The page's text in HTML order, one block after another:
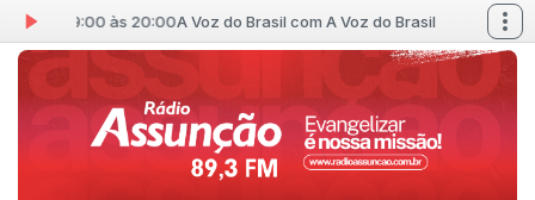
das 19:00 às 20:00A Voz do Brasil com A Voz do Brasil das 19:00 às